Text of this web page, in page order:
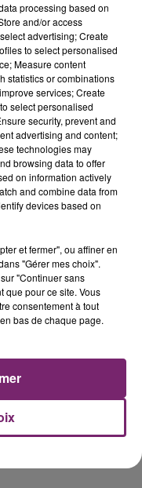
éphémère
processing based on
and/or access
advertising; Create
to select personalised
Measure content
statistics or combinations
services; Create
select personalised
security, prevent and
advertising and content;
technologies may
browsing data to offer
on information actively
and combine data from
devices based on
et fermer", ou affiner en
"Gérer mes choix".
"Continuer sans
que pour ce site. Vous
consentement à tout
bas de chaque page.